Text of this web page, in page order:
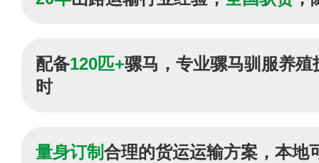
配备120匹+骡马，专业骡马驯服养殖
时
量身订制合理的货运运输方案，本地